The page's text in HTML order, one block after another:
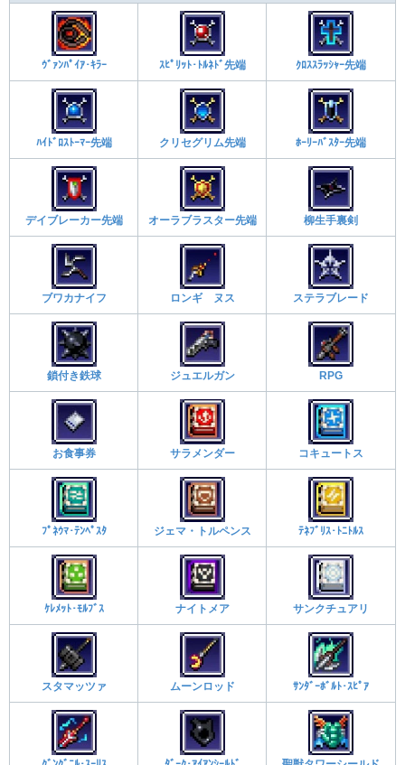
ｳﾞｧﾝﾊﾟｲｱ･ｷﾗｰ ｽﾋﾟﾘｯﾄ･ﾄﾙﾈﾄﾞ先端 ｸﾛｽｽﾗｯｼｬｰ先端
ﾊｲﾄﾞﾛｽﾄｰﾏｰ先端 クリセグリム先端 ﾎｰﾘｰﾊﾞｽﾀｰ先端
デイブレーカー先端 オーラブラスター先端 柳生手裏剣
ブワカナイフ ロンギ ヌス ステラブレード
鎖付き鉄球 ジュエルガン RPG
お食事券 サラメンダー コキュートス
ﾌﾟﾈｳﾏ･ﾃﾝﾍﾟｽﾀ ジェマ・トルペンス ﾃﾈﾌﾞﾘｽ･ﾄﾆﾄﾙｽ
ｹﾚﾒｯﾄ･ﾓﾙﾌﾞｽ ナイトメア サンクチュアリ
スタマッツァ ムーンロッド ｻﾝﾀﾞｰﾎﾞﾙﾄ･ｽﾋﾟｱ